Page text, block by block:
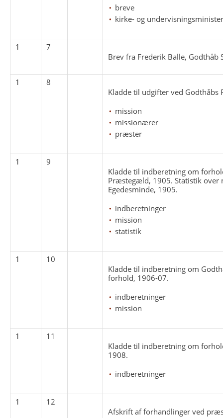
breve
kirke- og
1
7
Brev fra Frederik Balle, Godthåb
1
8
Kladde til udgifter ved
mission
missionærer
præster
1
9
Kladde til indberetning om
Præstegæld, 1905. Statistik over
Egedesminde, 1905.
indberetninger
mission
statistik
1
10
Kladde til indberetning om
forhold, 1906-07.
indberetninger
mission
1
11
Kladde til indberetning om
1908.
indberetninger
1
12
Afskrift af forhandlinger ved